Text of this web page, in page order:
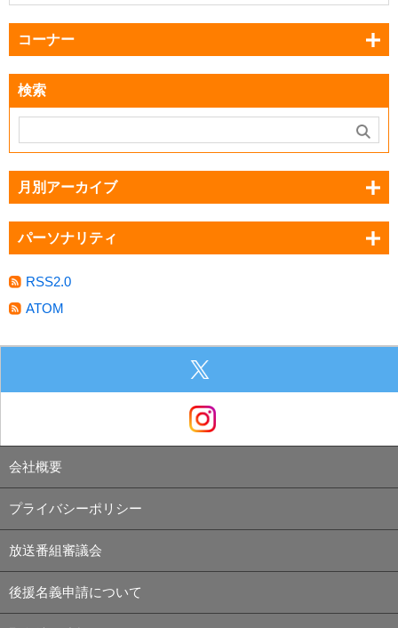
コーナー
検索
月別アーカイブ
パーソナリティ
RSS2.0
ATOM
会社概要
プライバシーポリシー
放送番組審議会
後援名義申請について